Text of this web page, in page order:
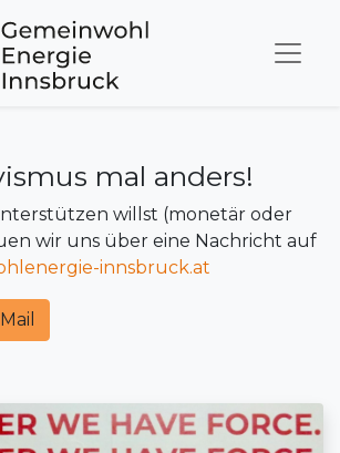
mal anders!
willst (monetär oder
wir uns über eine Nachricht auf
innsbruck.at